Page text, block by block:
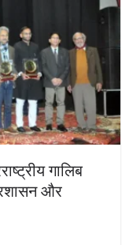
गालिब
और